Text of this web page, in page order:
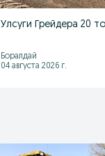
Улсуги Грейдера 20
Боралдай
04 августа 2026 г.